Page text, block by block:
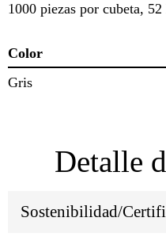
1000 piezas por cubeta,
Color
Gris
Detalle
Sostenibilidad/